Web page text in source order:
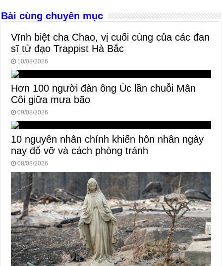
k
Bài cùng chuyên mục
Vĩnh biệt cha Chao, vị cuối cùng của các đan
sĩ tử đạo Trappist Hà Bắc
10/08/2026
Hơn 100 người đàn ông Úc lần chuỗi Mân
Côi giữa mưa bão
09/08/2026
10 nguyên nhân chính khiến hôn nhân ngày
nay đổ vỡ và cách phòng tránh
08/08/2026